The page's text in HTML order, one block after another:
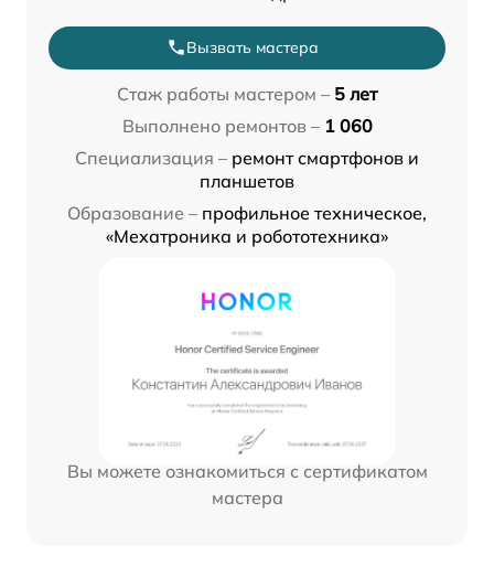
Вызвать мастера
Стаж работы мастером – 5 лет
Выполнено ремонтов – 1 060
Специализация – ремонт смартфонов и
планшетов
Образование – профильное техническое,
«Мехатроника и робототехника»
Вы можете ознакомиться с сертификатом
мастера